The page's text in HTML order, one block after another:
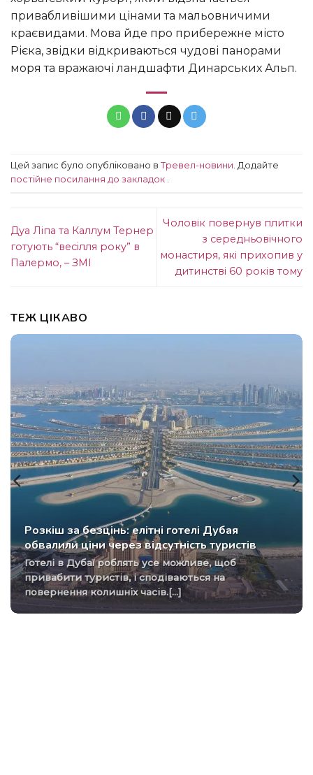
привабливішими цінами та мальовничими
краєвидами. Мова йде про прибережне місто
Рієка, звідки відкриваються чудові панорами
моря та вражаючі ландшафти Динарських Альп.
Цей запис було опубліковано в Тревел-новини. Додайте
постійне посилання до закладок .
Дуа Ліпа та Каллум Тернер
готують “весілля року” в
Палермо, – ЗМІ
Чоловік повернув плитки
з середньовічного
монастиря, які прихопив у
дитинстві 60 років тому
ТЕЖ ЦІКАВО
Розкіш за безцінь: елітні готелі Дубая
обвалили ціни через відсутність туристів
Готелі в Дубаї роблять усе можливе, щоб
привабити туристів, і сподіваються на
повернення колишніх часів.[...]